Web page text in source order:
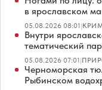
в ярославском
05.08.2026 08:01|
Внутри
тематический
05.08.2026 07:01|
Черноморская
Рыбинском